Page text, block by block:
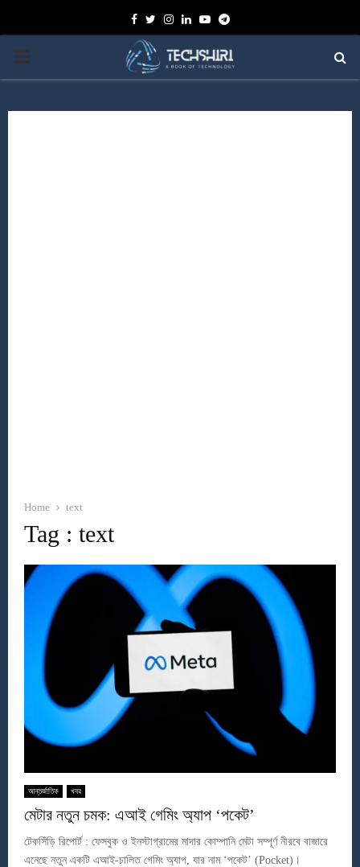
Facebook
TwitterInstagram
Linkedin
YoutubeTelegram
PRIMARY
Home text
Tag : text
আন্তর্জাতিক খবর
মেটার নতুন চমক: এআই গেমিং অ্যাপ ‘পকেট’
টেকসিঁড়ি রিপোর্ট : ফেসবুক ও ইনস্টাগ্রামের মাদার কোম্পানি মেটা সম্পূর্ণ নীরবে বাজারে
এনেছে নতুন একটি এআই-চালিত গেমিং অ্যাপ, যার নাম ‘পকেট’ (Pocket)।